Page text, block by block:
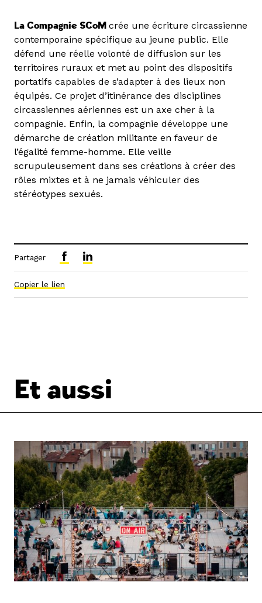
La Compagnie SCoM crée une écriture circassienne
contemporaine spécifique au jeune public. Elle
défend une réelle volonté de diffusion sur les
territoires ruraux et met au point des dispositifs
portatifs capables de s’adapter à des lieux non
équipés. Ce projet d’itinérance des disciplines
circassiennes aériennes est un axe cher à la
compagnie. Enfin, la compagnie développe une
démarche de création militante en faveur de
l’égalité femme-homme. Elle veille
scrupuleusement dans ses créations à créer des
rôles mixtes et à ne jamais véhiculer des
stéréotypes sexués.
Partager
Copier le lien
Et aussi